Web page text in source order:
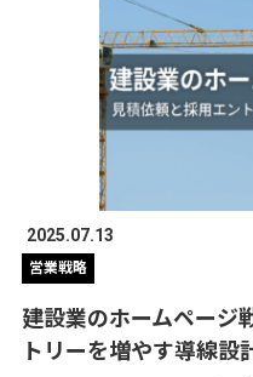
2025.07.13
営業戦略
建設業のホームページ
トリーを増やす導線設